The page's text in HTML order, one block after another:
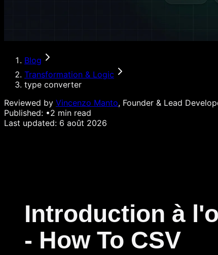
Blog
Transformation & Logic
type converter
Reviewed by Vincenzo Manto, Founder & Lead
Published: •2 min read
Last updated: 6 août 2026
Introduction à
- How To CSV